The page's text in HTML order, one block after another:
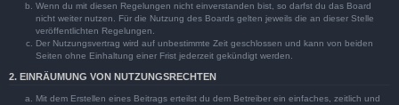
Wenn du mit diesen Regelungen nicht einverstanden bist, so darfst du das Board
nicht weiter nutzen. Für die Nutzung des Boards gelten jeweils die an dieser Stelle
veröffentlichten Regelungen.
Der Nutzungsvertrag wird auf unbestimmte Zeit geschlossen und kann von beiden
Seiten ohne Einhaltung einer Frist jederzeit gekündigt werden.
2. EINRÄUMUNG VON NUTZUNGSRECHTEN
Mit dem Erstellen eines Beitrags erteilst du dem Betreiber ein einfaches, zeitlich und